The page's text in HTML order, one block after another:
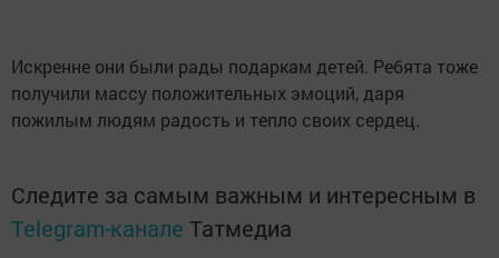
Искренне они были рады подаркам детей. Ребята тоже
получили массу положительных эмоций, даря
пожилым людям радость и тепло своих сердец.
Следите за самым важным и интересным в
Telegram-канале Татмедиа